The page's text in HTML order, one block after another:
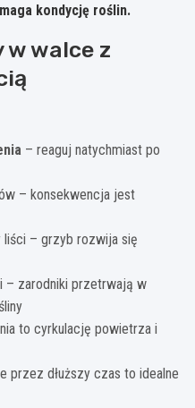
kondycję roślin.
w walce z
– reaguj natychmiast po
– konsekwencja jest
liści – grzyb rozwija się
– zarodniki przetrwają w
to cyrkulację powietrza i
przez dłuższy czas to idealne